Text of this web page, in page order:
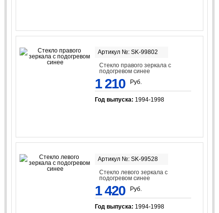
Артикул №: SK-99802
Стекло правого зеркала с
подогревом синее
1 210 Руб.
Год выпуска: 1994-1998
Артикул №: SK-99528
Стекло левого зеркала с
подогревом синее
1 420 Руб.
Год выпуска: 1994-1998